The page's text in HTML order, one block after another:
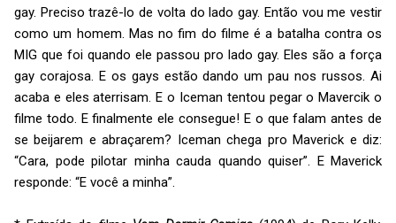
gay. Preciso trazê-lo de volta do lado gay. Então vou me vestir
como um homem. Mas no fim do filme é a batalha contra os
MIG que foi quando ele passou pro lado gay. Eles são a força
gay corajosa. E os gays estão dando um pau nos russos. Ai
acaba e eles aterrisam. E o Iceman tentou pegar o Mavercik o
filme todo. E finalmente ele consegue! E o que falam antes de
se beijarem e abraçarem? Iceman chega pro Maverick e diz:
“Cara, pode pilotar minha cauda quando quiser”. E Maverick
responde: “E você a minha”.